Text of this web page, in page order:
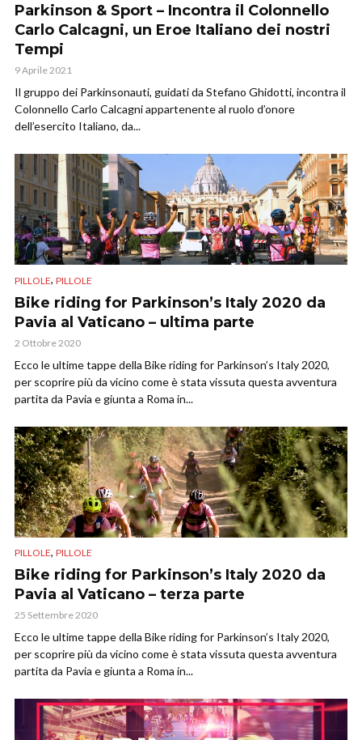
Parkinson & Sport – Incontra il Colonnello
Carlo Calcagni, un Eroe Italiano dei nostri
Tempi
9 Aprile 2021
Il gruppo dei Parkinsonauti, guidati da Stefano Ghidotti, incontra il
Colonnello Carlo Calcagni appartenente al ruolo d’onore
dell’esercito Italiano, da...
PILLOLE, PILLOLE
Bike riding for Parkinson’s Italy 2020 da
Pavia al Vaticano – ultima parte
2 Ottobre 2020
Ecco le ultime tappe della Bike riding for Parkinson’s Italy 2020,
per scoprire più da vicino come è stata vissuta questa avventura
partita da Pavia e giunta a Roma in...
PILLOLE, PILLOLE
Bike riding for Parkinson’s Italy 2020 da
Pavia al Vaticano – terza parte
25 Settembre 2020
Ecco le ultime tappe della Bike riding for Parkinson’s Italy 2020,
per scoprire più da vicino come è stata vissuta questa avventura
partita da Pavia e giunta a Roma in...